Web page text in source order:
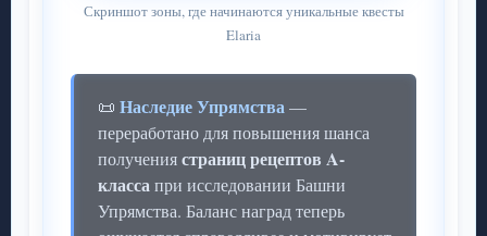
Скриншот зоны, где начинаются уникальные квесты
Elaria
📜 Наследие Упрямства—
переработано для повышения шанса
получениястраниц рецептов A-
классапри исследовании Башни
Упрямства. Баланс наград теперь